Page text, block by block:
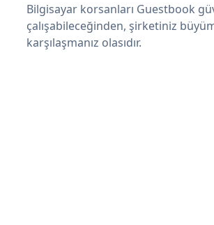
Bilgisayar korsanları Guestbook
çalışabileceğinden, şirketiniz
karşılaşmanız olasıdır.